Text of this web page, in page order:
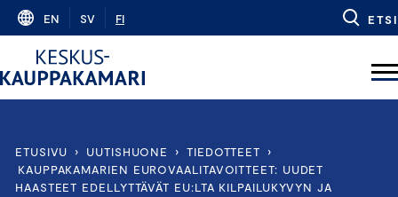
Skip
content
EN SV FI ETSI
ETUSIVU › UUTISHUONE › TIEDOTTEET
›
KAUPPAKAMARIEN EUROVAALITAVOITTEET: UUDET
HAASTEET EDELLYTTÄVÄT EU:LTA KILPAILUKYVYN JA